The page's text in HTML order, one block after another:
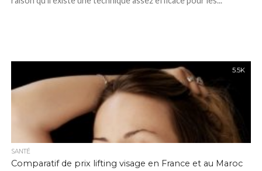
5.5K
SANTÉ
Comparatif de prix lifting visage en France et au Maroc